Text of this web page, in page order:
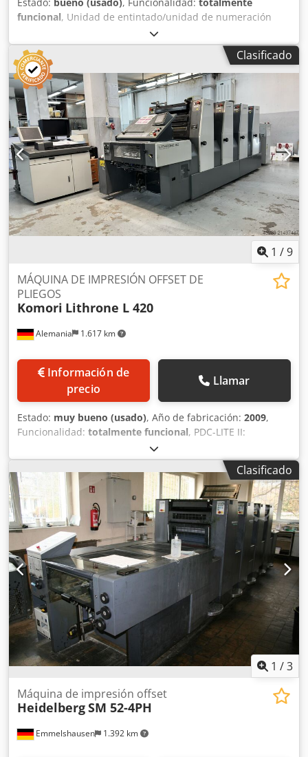
Estado: bueno (usado), Funcionalidad: totalmente
funcional, Unidad de entintado/unidad de numeración
para máquina de impresión offset Heidelberg SM 52, así
como eje para dispositivo de numeración y 4 numeradores
con contador progresivo, además de perforación
transversal. Csdpfxoyvftaj Abyerf
Clasificado
1 /9
Alemania 1.617 km
MÁQUINA DE IMPRESIÓN OFFSET DE
PLIEGOS
Komori Lithrone L 420
Información de
precio
Llamar
Estado: muy bueno (usado), Año de fabricación: 2009,
Funcionalidad: totalmente funcional, PDC-LITE II:
Tecnología de medición y regulación PQC: Tecnología de
control y gestión KPC: Cambiador de planchas
semiautomático AMR (Automatic-Make-Ready)
Cedpfsyubxisx Abysrf Unidad humectadora Komorimatic
Tecnología de refrigeración y circulación Technotrans
Sistema de lavado de mantilla Sistema de lavado de
cilindro impresor Unidad de polvoreado Grosor del
material de impresión: 0,6 mm Contador de impresiones:
22
Clasificado
1 /3
Emmelshausen 1.392 km
Máquina de impresión offset
HeidelbergSM 52-4PH